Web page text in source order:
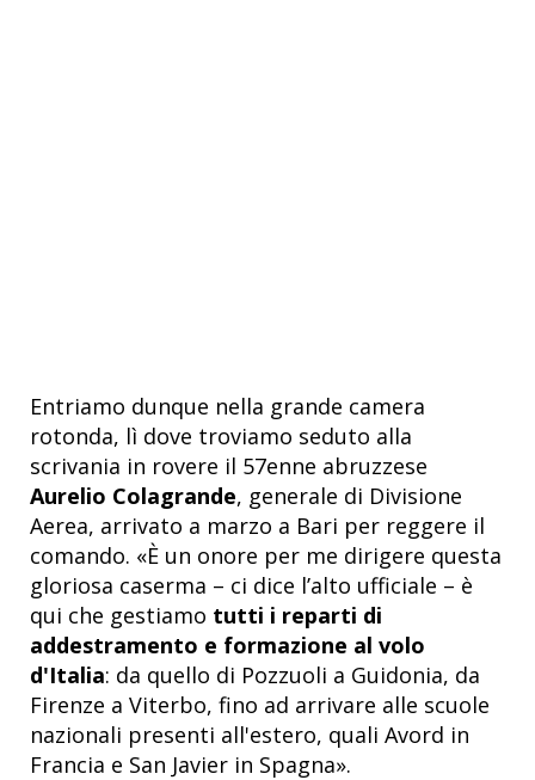
Entriamo dunque nella grande camera
rotonda, lì dove troviamo seduto alla
scrivania in rovere il 57enne abruzzese
Aurelio Colagrande, generale di Divisione
Aerea, arrivato a marzo a Bari per reggere il
comando. «È un onore per me dirigere questa
gloriosa caserma – ci dice l’alto ufficiale – è
qui che gestiamo tutti i reparti di
addestramento e formazione al volo
d'Italia: da quello di Pozzuoli a Guidonia, da
Firenze a Viterbo, fino ad arrivare alle scuole
nazionali presenti all'estero, quali Avord in
Francia e San Javier in Spagna».